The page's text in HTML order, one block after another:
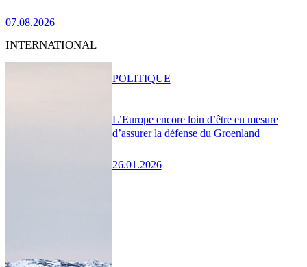
07.08.2026
INTERNATIONAL
L’Europe encore loin d’être en mesure
d’assurer la défense du Groenland
26.01.2026
POLITIQUE